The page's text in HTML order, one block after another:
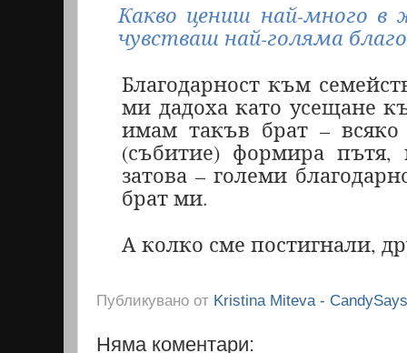
Какво цениш най-много в
чувстваш най-голяма
Благодарност към
ми дадоха като усещане
имам такъв брат –
(събитие) формира
затова – големи
брат ми.
А колко сме постигнали,
Публикувано от Kristina Miteva - CandySays
Няма коментари: